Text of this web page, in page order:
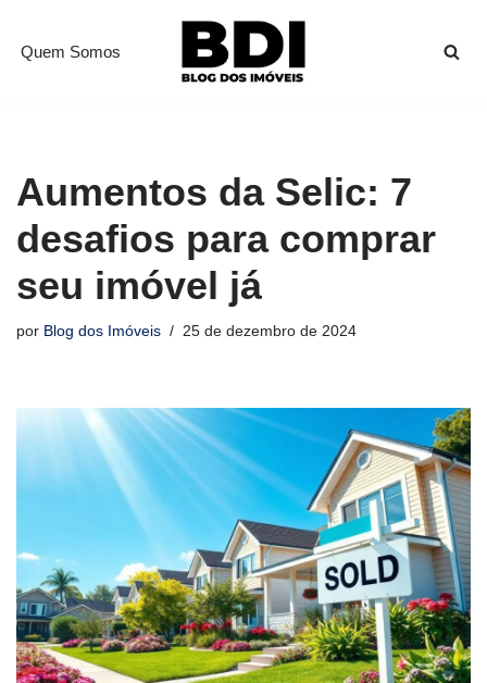
Pular
Quem Somos
Aumentos da Selic: 7
desafios para comprar
seu imóvel já
por Blog dos Imóveis 25 de dezembro de 2024